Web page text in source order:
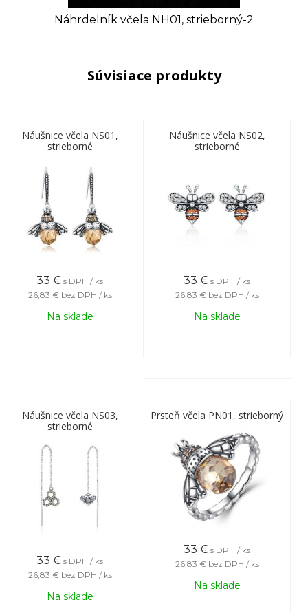
Náhrdelník včela NH01, strieborný-2
Súvisiace produkty
Náušnice včela NS01,
strieborné
33 € s DPH / ks
26,83 € bez DPH / ks
Na sklade
Náušnice včela NS02,
strieborné
33 € s DPH / ks
26,83 € bez DPH / ks
Na sklade
Náušnice včela NS03,
strieborné
33 € s DPH / ks
26,83 € bez DPH / ks
Na sklade
Prsteň včela PN01, strieborný
33 € s DPH / ks
26,83 € bez DPH / ks
Na sklade